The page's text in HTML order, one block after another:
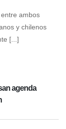
ambos
y chilenos
[...]
agenda